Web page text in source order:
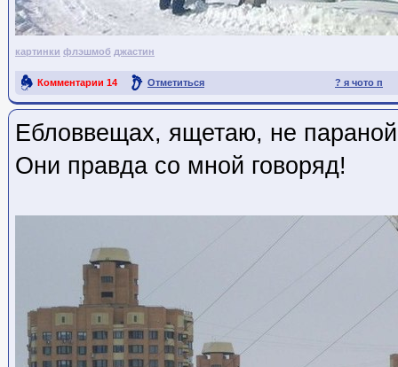
картинки флэшмоб джастин
? я чото п
Комментарии 14 Отметиться
Ссылка на пост
Ебловвещах, ящетаю, не
Они правда со мной говоряд!